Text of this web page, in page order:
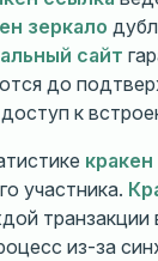
зеркало
сайт
до
к
участника.
транзакции
из-за